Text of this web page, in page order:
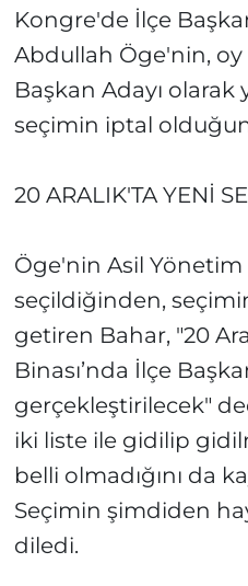
Kongre'de İlçe
Abdullah Öge'nin, oy
Başkan Adayı olarak
seçimin iptal
20 ARALIK'TA YENİ
Öge'nin Asil
seçildiğinden,
getiren Bahar, "20
Binası’nda İlçe
gerçekleştirilecek"
iki liste ile gidilip
belli olmadığını da
Seçimin şimdiden
diledi.